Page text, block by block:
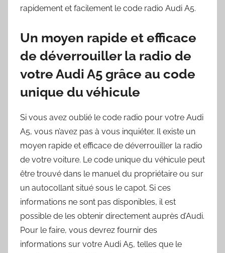
rapidement et facilement le code radio Audi A5.
Un moyen rapide et efficace
de déverrouiller la radio de
votre Audi A5 grâce au code
unique du véhicule
Si vous avez oublié le code radio pour votre Audi
A5, vous n’avez pas à vous inquiéter. Il existe un
moyen rapide et efficace de déverrouiller la radio
de votre voiture. Le code unique du véhicule peut
être trouvé dans le manuel du propriétaire ou sur
un autocollant situé sous le capot. Si ces
informations ne sont pas disponibles, il est
possible de les obtenir directement auprès d’Audi.
Pour le faire, vous devrez fournir des
informations sur votre Audi A5, telles que le